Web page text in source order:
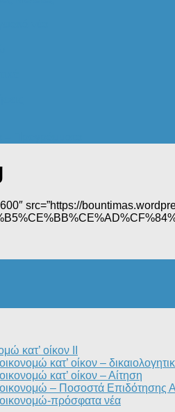
src=”https://
κατ’ οίκον II
κατ’ οίκον –
κατ’ οίκον – Αίτηση
– Ποσοστά Επιδότησης
πρόσφατα νέα